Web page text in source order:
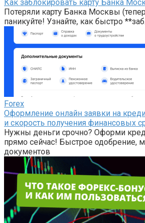
Как заблокировать карту Банка
Потеряли карту Банка Москвы
паникуйте! Узнайте, как быстро
Forex
Оформление онлайн заявки на
и скорость получения финансовых
Нужны деньги срочно? Оформи
прямо сейчас! Быстрое одобрение,
документов